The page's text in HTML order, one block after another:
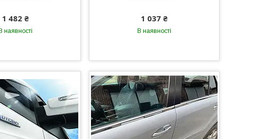
1 482 ₴
В наявності
1 037 ₴
В наявності